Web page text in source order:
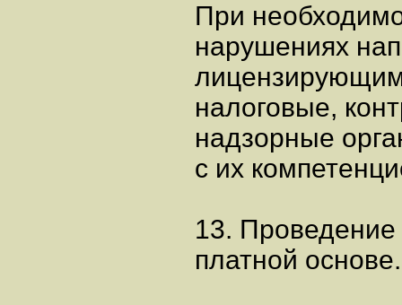
При
нарушениях
налоговые,
надзорные
с их
13. Проведение
платной основе.